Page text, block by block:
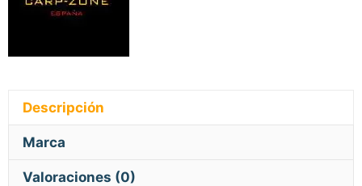
Descripción
Marca
Valoraciones (0)